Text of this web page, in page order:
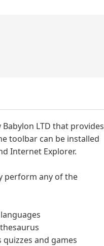
LTD that provides
toolbar can be installed
Internet Explorer.
perform any of the
quizzes and games